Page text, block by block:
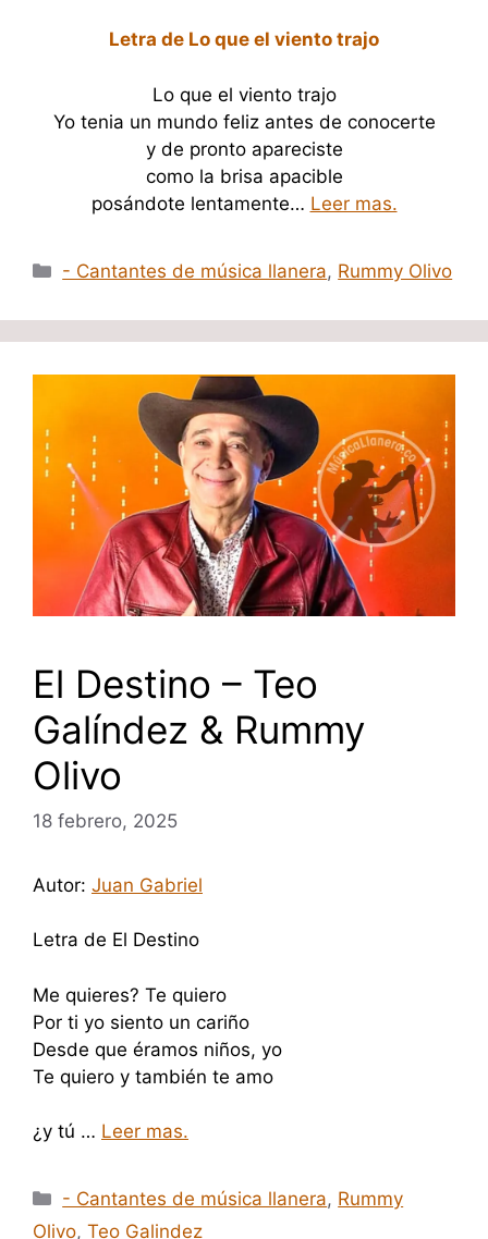
Letra de Lo que el viento trajo
Lo que el viento trajo
Yo tenia un mundo feliz antes de conocerte
y de pronto apareciste
como la brisa apacible
posándote lentamente… Leer mas.
Categorías
- Cantantes de música llanera, Rummy Olivo
El Destino – Teo
Galíndez & Rummy
Olivo
18 febrero, 2025
Autor: Juan Gabriel
Letra de El Destino
Me quieres? Te quiero
Por ti yo siento un cariño
Desde que éramos niños, yo
Te quiero y también te amo
¿y tú … Leer mas.
Categorías
- Cantantes de música llanera, Rummy
Olivo, Teo Galindez